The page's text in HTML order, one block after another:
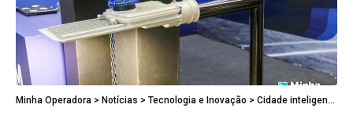
Minha Operadora > Notícias > Tecnologia e Inovação > Cidade inteligente: TIM apresenta solução de telegestão para iluminação pública